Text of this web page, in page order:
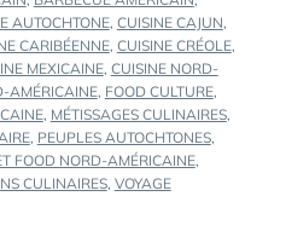
AUTOCHTONE, CUISINE CAJUN,
CARIBÉENNE, CUISINE CRÉOLE,
MEXICAINE, CUISINE NORD-
AMÉRICAINE, FOOD CULTURE,
, MÉTISSAGES CULINAIRES,
, PEUPLES AUTOCHTONES,
FOOD NORD-AMÉRICAINE,
CULINAIRES, VOYAGE